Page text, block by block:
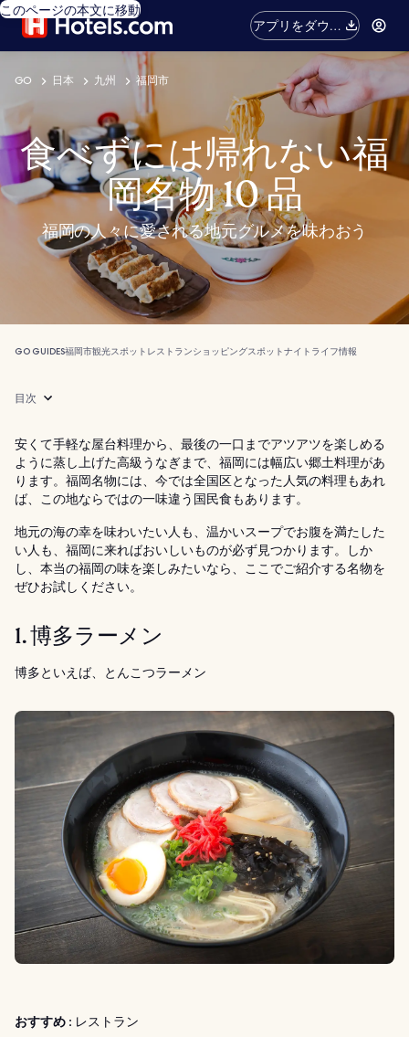
このページの本文に移動
アプリをダウン
ロード
GO 日本 九州 福岡市
食べずには帰れない福
岡名物 10 品
福岡の人々に愛される地元グルメを味わおう
GO GUIDES福岡市観光スポット レストランショッピングスポットナイトライフ情報
目次
安くて手軽な屋台料理から、最後の一口までアツアツを楽しめる
ように蒸し上げた高級うなぎまで、福岡には幅広い郷土料理があ
ります。福岡名物には、今では全国区となった人気の料理もあれ
ば、この地ならではの一味違う国民食もあります。
地元の海の幸を味わいたい人も、温かいスープでお腹を満たした
い人も、福岡に来ればおいしいものが必ず見つかります。しか
し、本当の福岡の味を楽しみたいなら、ここでご紹介する名物を
ぜひお試しください。
1. 博多ラーメン
博多といえば、とんこつラーメン
おすすめ : レストラン